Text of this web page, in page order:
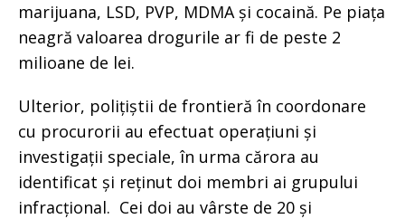
marijuana, LSD, PVP, MDMA și cocaină. Pe piața
neagră valoarea drogurile ar fi de peste 2
milioane de lei.
Ulterior, polițiștii de frontieră în coordonare
cu procurorii au efectuat operațiuni și
investigații speciale, în urma cărora au
identificat și reținut doi membri ai grupului
infracțional. Cei doi au vârste de 20 și